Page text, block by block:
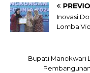
Inovasi
Lomba
Bupati Manokwari